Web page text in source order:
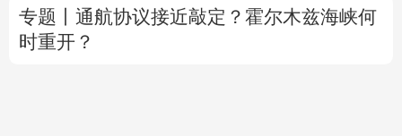
专题丨 通航协议接近敲定？霍尔木兹海峡何
时重开？